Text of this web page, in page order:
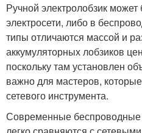
Ручной электролобзик
электросети, либо в
типы отличаются массой и
аккумуляторных лобзиков
поскольку там установлен
важно для мастеров,
сетевого инструмента.
Современные